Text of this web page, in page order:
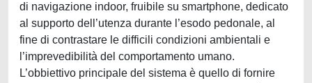
di navigazione indoor, fruibile su smartphone, dedicato
al supporto dell’utenza durante l’esodo pedonale, al
fine di contrastare le difficili condizioni ambientali e
l’imprevedibilità del comportamento umano.
L’obbiettivo principale del sistema è quello di fornire